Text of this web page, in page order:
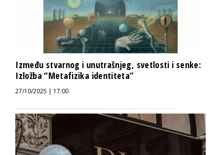
Između stvarnog i unutrašnjeg, svetlosti i senke:
Izložba “Metafizika identiteta”
27/10/2025 | 17:00